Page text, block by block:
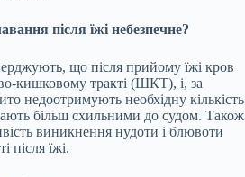
після їжі небезпечне?
що після прийому їжі кров
кишковому тракті (ШКТ), і, за
недоотримують необхідну кількість
більш схильними до судом. Також
виникнення нудоти і блювоти
після їжі.